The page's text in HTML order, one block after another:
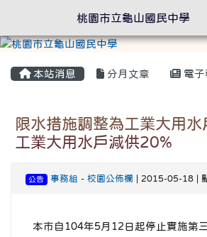
本站消息 分月文章 電子
限水措施調整為工業大用
工業大用水戶減供20%
公告 事務組 - 校園公佈欄 | 2015-05-18 |
本市自104年5月12日起停止實施第
桃園市立龜山國民中學